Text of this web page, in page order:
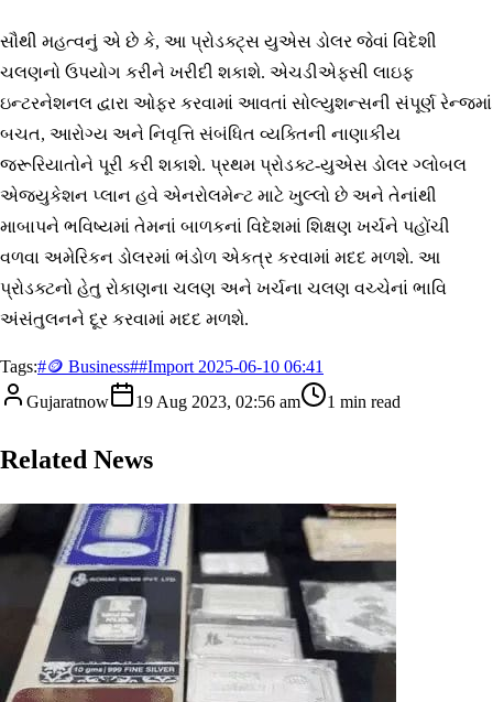
સૌથી મહત્વનું એ છે કે, આ પ્રોડક્ટ્સ યુએસ ડોલર જેવાં વિદેશી
ચલણનો ઉપયોગ કરીને ખરીદી શકાશે. એચડીએફસી લાઇફ
ઇન્ટરનેશનલ દ્વારા ઓફર કરવામાં આવતાં સોલ્યુશન્સની સંપૂર્ણ રેન્જમાં
બચત, આરોગ્ય અને નિવૃત્તિ સંબંધિત વ્યક્તિની નાણાકીય
જરૂરિયાતોને પૂરી કરી શકાશે. પ્રથમ પ્રોડક્ટ-યુએસ ડોલર ગ્લોબલ
એજ્યુકેશન પ્લાન હવે એનરોલમેન્ટ માટે ખુલ્લો છે અને તેનાંથી
માબાપને ભવિષ્યમાં તેમનાં બાળકનાં વિદેશમાં શિક્ષણ ખર્ચને પહોંચી
વળવા અમેરિકન ડોલરમાં ભંડોળ એકત્ર કરવામાં મદદ મળશે. આ
પ્રોડક્ટનો હેતુ રોકાણના ચલણ અને ખર્ચના ચલણ વચ્ચેનાં ભાવિ
અંસંતુલનને દૂર કરવામાં મદદ મળશે.
Tags:#🪙 Business##Import 2025-06-10 06:41
Gujaratnow
19 Aug 2023, 02:56 am 1 min read
Related News